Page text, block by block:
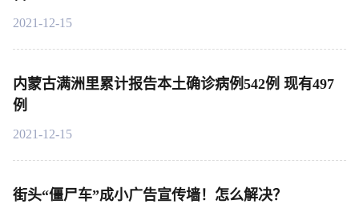
2021-12-15
内蒙古满洲里累计报告本土确诊病例542例 现有497
例
2021-12-15
街头“僵尸车”成小广告宣传墙！怎么解决？